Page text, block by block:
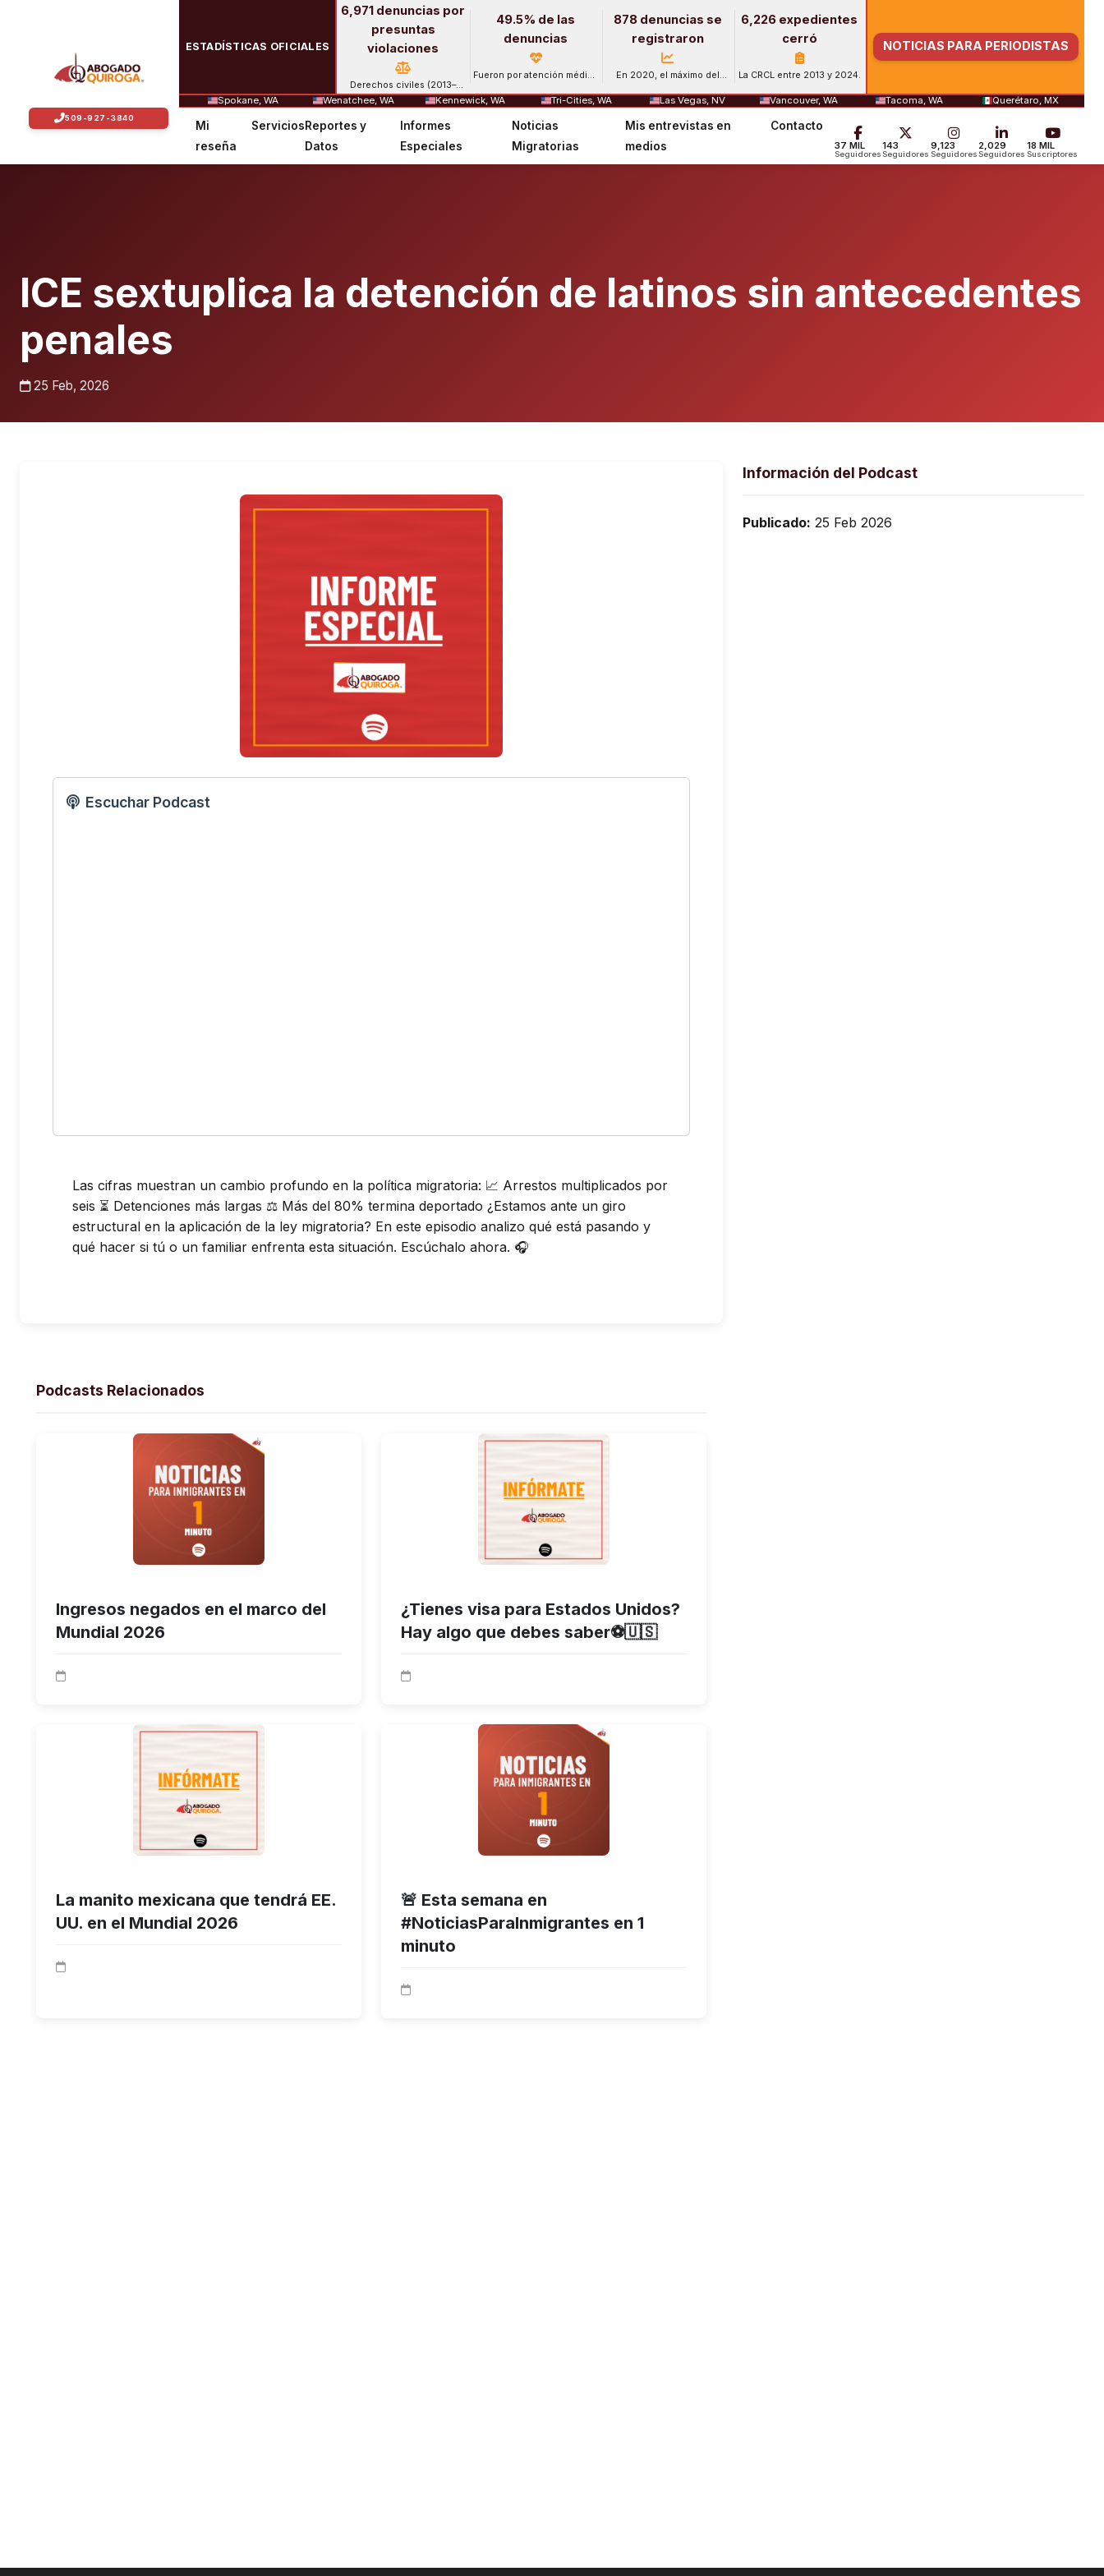
ESTADÍSTICAS OFICIALES
6,971 denuncias por
presuntas
violaciones
Derechos civiles (2013–
2024).
49.5% de las
denuncias
Fueron por atención médica
878 denuncias se
registraron
En 2020, el máximo del
6,226 expedientes
cerró
La CRCL entre 2013 y 2024.
NOTICIAS PARA PERIODISTAS
Spokane, WA Wenatchee, WA Kennewick, WA Tri-Cities, WA Las Vegas, NV Vancouver, WA Tacoma, WA Querétaro, MX
Mi
reseña
ServiciosReportes y
Datos
Informes
Especiales
Noticias
Migratorias
Mis entrevistas en
medios
Contacto
37 MIL
Seguidores
143
Seguidores
9,123
Seguidores
2,029
Seguidores
18 MIL
Suscriptores
ICE sextuplica la detención de latinos sin antecedentes
penales
25 Feb, 2026
Escuchar Podcast
Las cifras muestran un cambio profundo en la política migratoria: 📈 Arrestos multiplicados por
seis ⏳ Detenciones más largas ⚖️ Más del 80% termina deportado ¿Estamos ante un giro
estructural en la aplicación de la ley migratoria? En este episodio analizo qué está pasando y
qué hacer si tú o un familiar enfrenta esta situación. Escúchalo ahora. 🎧
Podcasts Relacionados
Ingresos negados en el marco del
Mundial 2026
¿Tienes visa para Estados Unidos?
Hay algo que debes saber⚽🇺🇸
La manito mexicana que tendrá EE.
UU. en el Mundial 2026
🚨 Esta semana en
#NoticiasParaInmigrantes en 1
minuto
Información del Podcast
Publicado: 25 Feb 2026